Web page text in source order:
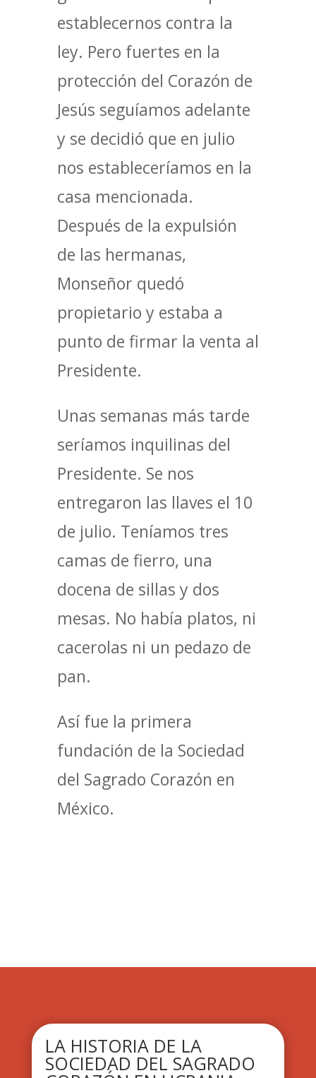
establecernos contra la
ley. Pero fuertes en la
protección del Corazón de
Jesús seguíamos adelante
y se decidió que en julio
nos estableceríamos en la
casa mencionada.
Después de la expulsión
de las hermanas,
Monseñor quedó
propietario y estaba a
punto de firmar la venta al
Presidente.
Unas semanas más tarde
seríamos inquilinas del
Presidente. Se nos
entregaron las llaves el 10
de julio. Teníamos tres
camas de fierro, una
docena de sillas y dos
mesas. No había platos, ni
cacerolas ni un pedazo de
pan.
Así fue la primera
fundación de la Sociedad
del Sagrado Corazón en
México.
LA HISTORIA DE LA
SOCIEDAD DEL SAGRADO